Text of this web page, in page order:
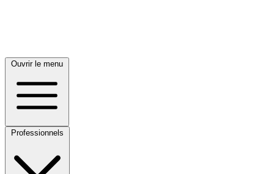
Ouvrir le menu
Professionnels